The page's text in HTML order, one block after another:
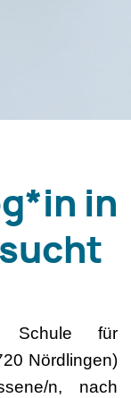
in
Schule für
Nördlingen)
n, nach